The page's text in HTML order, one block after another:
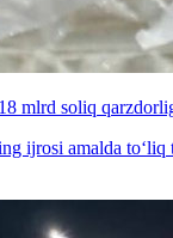
mlrd soliq
ijrosi amalda to‘liq